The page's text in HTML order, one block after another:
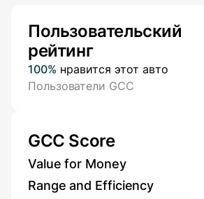
Пользовательский
рейтинг
100% нравится этот авто
Пользователи GCC
GCC Score
Value for Money
Range and Efficiency